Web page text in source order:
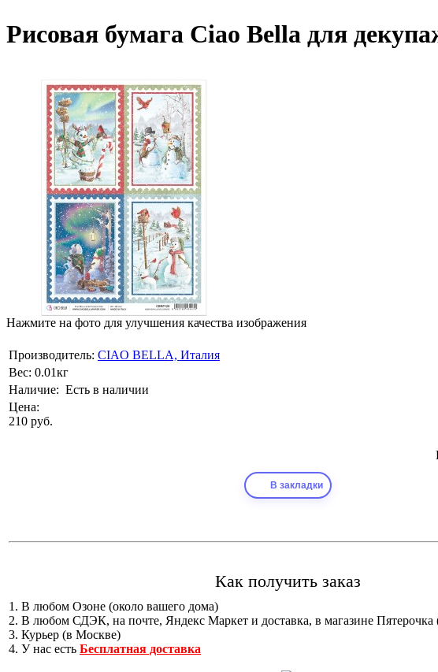
Рисовая бумага Ciao Bella для
Нажмите на фото для улучшения качества изображения
Производитель: CIAO BELLA, Италия
Вес: 0.01кг
Наличие: Есть в наличии
Цена:
210 руб.
В закладки
Как получить заказ
1. В любом Озоне (около вашего дома)
2. В любом СДЭК, на почте, Яндекс Маркет и доставка, в магазине Пятерочка
3. Курьер (в Москве)
4. У нас есть Бесплатная доставка